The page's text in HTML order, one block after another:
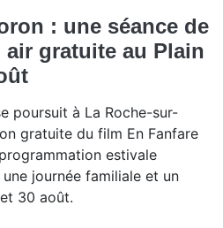
: une séance de
gratuite au Plain
poursuit à La Roche-sur-
gratuite du film En Fanfare
estivale
une journée familiale et un
30 août.